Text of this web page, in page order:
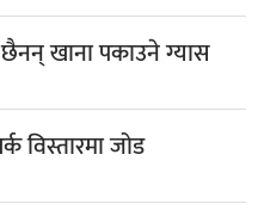
छैनन् खाना पकाउने ग्यास
विस्तारमा जोड